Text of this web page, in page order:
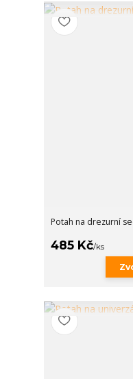
Potah na drezurní
485 Kč/ks